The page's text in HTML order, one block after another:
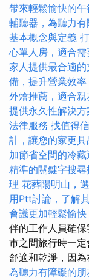
帶來輕鬆愉快的
輔聽器，為聽力
基本概念與定義
心單人房，適合
家人提供最合適的
備，提升營業效率
外燴推薦，適合
提供永久性解決方
法律服務 找值得
計，讓您的家更具
加節省空間的冷藏
精準的關鍵字搜尋
理 花葬陽明山，
用Ptt討論，了解
會議更加輕鬆愉快
伴的工作人員確
市之間旅行時一
舒適和乾淨，因
為聽力有障礙的